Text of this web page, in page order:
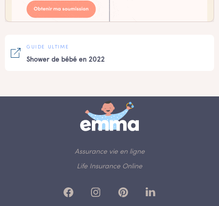
GUIDE ULTIME
Shower de bébé en 2022
Assurance vie en ligne
Life Insurance Online